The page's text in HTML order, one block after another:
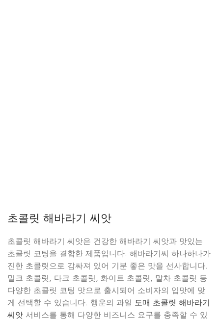
초콜릿 해바라기 씨앗
초콜릿 해바라기 씨앗은 건강한 해바라기 씨앗과 맛있는
초콜릿 코팅을 결합한 제품입니다. 해바라기씨 하나하나가
진한 초콜릿으로 감싸져 있어 기분 좋은 맛을 선사합니다.
밀크 초콜릿, 다크 초콜릿, 화이트 초콜릿, 말차 초콜릿 등
다양한 초콜릿 코팅 맛으로 출시되어 소비자의 입맛에 맞
게 선택할 수 있습니다. 행운의 과일 도매 초콜릿 해바라기
씨앗 서비스를 통해 다양한 비즈니스 요구를 충족할 수 있